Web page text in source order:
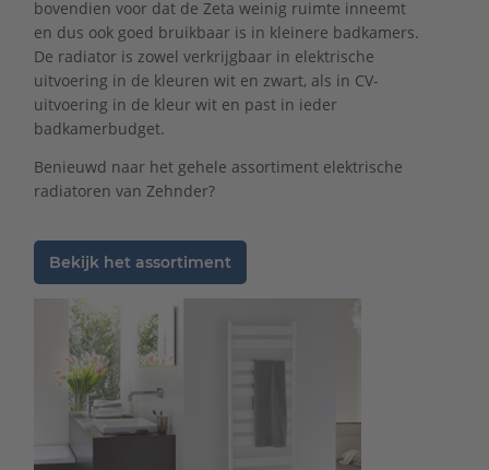
bovendien voor dat de Zeta weinig ruimte inneemt
en dus ook goed bruikbaar is in kleinere badkamers.
De radiator is zowel verkrijgbaar in elektrische
uitvoering in de kleuren wit en zwart, als in CV-
uitvoering in de kleur wit en past in ieder
badkamerbudget.
Benieuwd naar het gehele assortiment elektrische
radiatoren van Zehnder?
Bekijk het assortiment